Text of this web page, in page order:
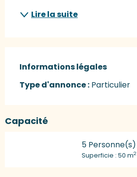
Lire la suite
Informations légales
Informations légales
Type d'annonce : Particulier
Capacité
5 Personne(s)
Superficie : 50 m2